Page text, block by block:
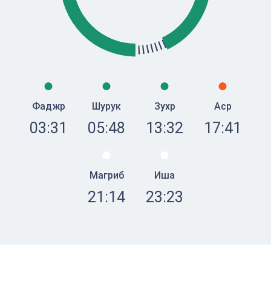
Фаджр
03:31
Шурук
05:48
Зухр
13:32
Аср
17:41
Магриб
21:14
Иша
23:23